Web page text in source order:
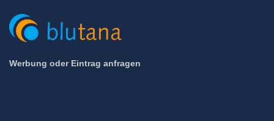
Werbung oder Eintrag anfragen